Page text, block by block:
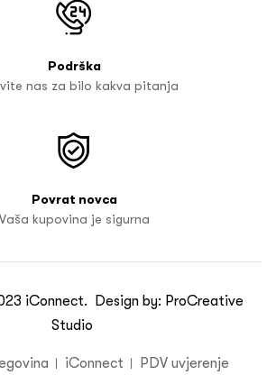
Podrška
nas za bilo kakva pitanja
Povrat novca
Vaša kupovina je sigurna
iConnect. Design by: ProCreative
Studio
iConnect PDV uvjerenje